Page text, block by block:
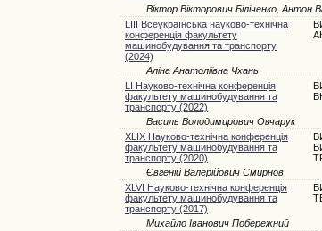
Віктор Вікторович Біліченко, Антон
LIII Всеукраїнська науково-технічна
конференція факультету
машинобудування та транспорту
(2024)
Аліна Анатоліївна Чхань
LI Науково-технічна конференція
факультету машинобудування та
транспорту (2022)
Василь Володимирович Овчарук
XLIX Науково-технічна конференція
факультету машинобудування та
транспорту (2020)
Євгеній Валерійович Смирнов
XLVI Науково-технічна конференція
факультету машинобудування та
транспорту (2017)
Михайло Іванович Побережний